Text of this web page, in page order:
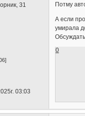
31
03:03
Потму
А если
умирала
0